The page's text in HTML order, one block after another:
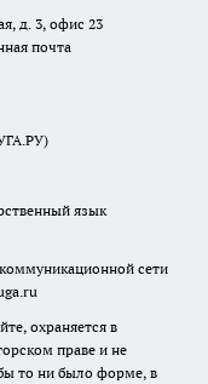
д. 3, офис 23
почта
язык
сети
охраняется в
праве и не
то ни было форме, в